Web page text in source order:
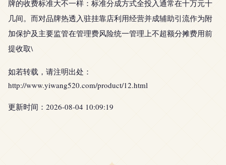
牌的收费标准大不一样：标准分成方式全投入通常在十万元十
几间。而对品牌热透入驻挂靠店利用经营并成辅助引流作为附
加保护及主要监管在管理费风险统一管理上不超额分摊费用前
提收取\
如若转载，请注明出处：
http://www.yiwang520.com/product/12.html
更新时间：2026-08-04 10:09:19